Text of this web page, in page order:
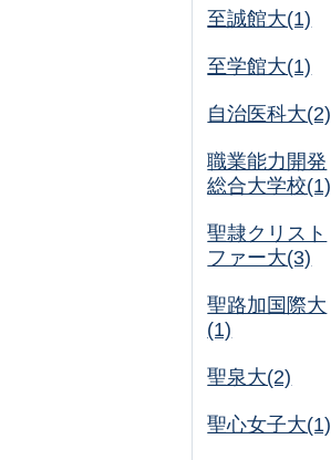
至誠館大(1)
至学館大(1)
自治医科大(2)
職業能力開発
総合大学校(1)
聖隷クリスト
ファー大(3)
聖路加国際大
(1)
聖泉大(2)
聖心女子大(1)